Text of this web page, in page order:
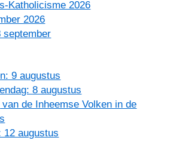
Katholicisme 2026
2026
september
9 augustus
8 augustus
de Inheemse Volken in de
12 augustus